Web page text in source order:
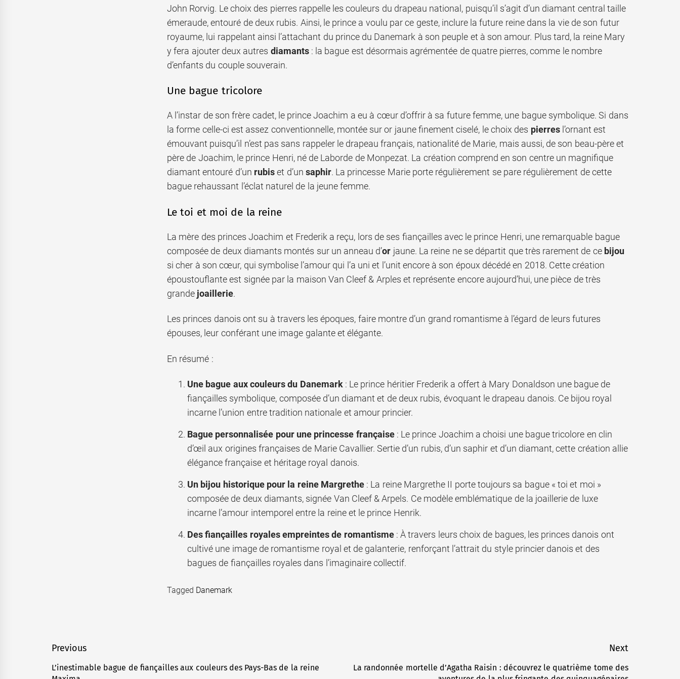
John Rorvig. Le choix des pierres rappelle les couleurs du drapeau national, puisqu’il s’agit d’un diamant central taille
émeraude, entouré de deux rubis. Ainsi, le prince a voulu par ce geste, inclure la future reine dans la vie de son futur
royaume, lui rappelant ainsi l’attachant du prince du Danemark à son peuple et à son amour. Plus tard, la reine Mary
y fera ajouter deux autres diamants: la bague est désormais agrémentée de quatre pierres, comme le nombre
d’enfants du couple souverain.
Une bague tricolore
A l’instar de son frère cadet, le prince Joachim a eu à cœur d’offrir à sa future femme, une bague symbolique. Si dans
la forme celle-ci est assez conventionnelle, montée sur or jaune finement ciselé, le choix des pierresl’ornant est
émouvant puisqu’il n’est pas sans rappeler le drapeau français, nationalité de Marie, mais aussi, de son beau-père et
père de Joachim, le prince Henri, né de Laborde de Monpezat. La création comprend en son centre un magnifique
diamant entouré d’un rubiset d’un saphir. La princesse Marie porte régulièrement se pare régulièrement de cette
bague rehaussant l’éclat naturel de la jeune femme.
Le toi et moi de la reine
La mère des princes Joachim et Frederik a reçu, lors de ses fiançailles avec le prince Henri, une remarquable bague
composée de deux diamants montés sur un anneau d’or jaune. La reine ne se départit que très rarement de ce bijou
si cher à son cœur, qui symbolise l’amour qui l’a uni et l’unit encore à son époux décédé en 2018. Cette création
époustouflante est signée par la maison Van Cleef & Arples et représente encore aujourd’hui, une pièce de très
grande joaillerie.
Les princes danois ont su à travers les époques, faire montre d’un grand romantisme à l’égard de leurs futures
épouses, leur conférant une image galante et élégante.
En résumé :
Une bague aux couleurs du Danemark: Le prince héritier Frederik a offert à Mary Donaldson une bague de
fiançailles symbolique, composée d’un diamant et de deux rubis, évoquant le drapeau danois. Ce bijou royal
incarne l’union entre tradition nationale et amour princier.
Bague personnalisée pour une princesse française: Le prince Joachim a choisi une bague tricolore en clin
d’œil aux origines françaises de Marie Cavallier. Sertie d’un rubis, d’un saphir et d’un diamant, cette création allie
élégance française et héritage royal danois.
Un bijou historique pour la reine Margrethe: La reine Margrethe II porte toujours sa bague « toi et moi »
composée de deux diamants, signée Van Cleef & Arpels. Ce modèle emblématique de la joaillerie de luxe
incarne l’amour intemporel entre la reine et le prince Henrik.
Des fiançailles royales empreintes de romantisme: À travers leurs choix de bagues, les princes danois ont
cultivé une image de romantisme royal et de galanterie, renforçant l’attrait du style princier danois et des
bagues de fiançailles royales dans l’imaginaire collectif.
Tagged Danemark
Navigation
de
Previous
Previous
L’inestimable bague de fiançailles aux couleurs des Pays-Bas de la reine
Next
Next
La randonnée mortelle d’Agatha Raisin : découvrez le quatrième tome des